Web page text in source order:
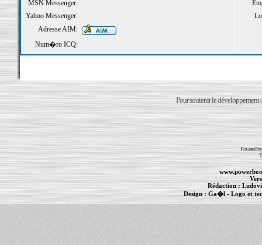
MSN Messenger:
Yahoo Messenger:
Adresse AIM:
Num�ro ICQ:
Pour soutenir le développement
Powered
Rédaction :
Design : Ga�l - Logo et